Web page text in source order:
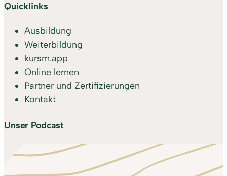
Quicklinks
Ausbildung
Weiterbildung
kursm.app
Online lernen
Partner und Zertifizierungen
Kontakt
Unser Podcast